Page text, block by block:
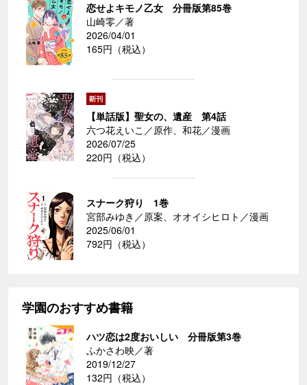
恋せよキモノ乙女 分冊版第85巻
山崎零／著
2026/04/01
165円（税込）
【単話版】聖女の、遺産 第4話
六つ花えいこ／原作、和花／漫画
2026/07/25
220円（税込）
スナーク狩り 1巻
宮部みゆき／原案、オオイシヒロト／漫画
2025/06/01
792円（税込）
学園のおすすめ書籍
ハツ恋は2度おいしい 分冊版第3巻
ふかさわ映／著
2019/12/27
132円（税込）